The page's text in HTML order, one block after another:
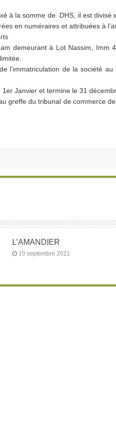
à la somme de DHS, il est divisé
en numéraires et attribuées à
demeurant à Lot Nassim, Imm
l’immatriculation de la société
Janvier et termine le 31
greffe du tribunal de commerce
L’AMANDIER
10 septembre 2021